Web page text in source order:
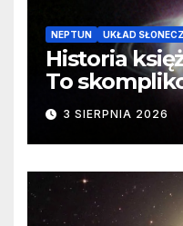
NEPTUN UKŁAD
Historia
To
3 SIERPNIA 2026